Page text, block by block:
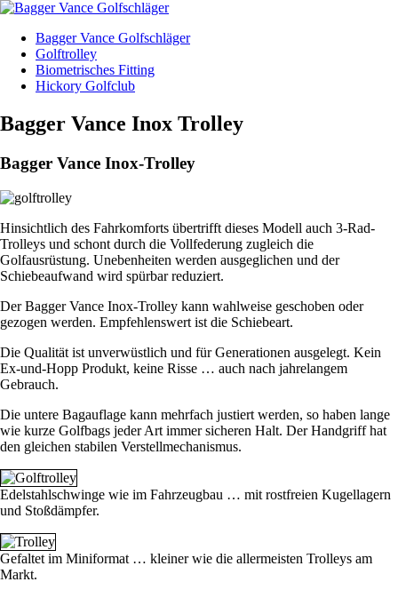
Bagger Vance Golfschläger
Golftrolley
Biometrisches Fitting
Hickory Golfclub
Bagger Vance Inox Trolley
Bagger Vance Inox-Trolley
Hinsichtlich des Fahrkomforts übertrifft dieses Modell auch 3-Rad-
Trolleys und schont durch die Vollfederung zugleich die
Golfausrüstung. Unebenheiten werden ausgeglichen und der
Schiebeaufwand wird spürbar reduziert.
Der Bagger Vance Inox-Trolley kann wahlweise geschoben oder
gezogen werden. Empfehlenswert ist die Schiebeart.
Die Qualität ist unverwüstlich und für Generationen ausgelegt. Kein
Ex-und-Hopp Produkt, keine Risse … auch nach jahrelangem
Gebrauch.
Die untere Bagauflage kann mehrfach justiert werden, so haben lange
wie kurze Golfbags jeder Art immer sicheren Halt. Der Handgriff hat
den gleichen stabilen Verstellmechanismus.
Edelstahlschwinge wie im Fahrzeugbau … mit rostfreien Kugellagern
und Stoßdämpfer.
Gefaltet im Miniformat … kleiner wie die allermeisten Trolleys am
Markt.